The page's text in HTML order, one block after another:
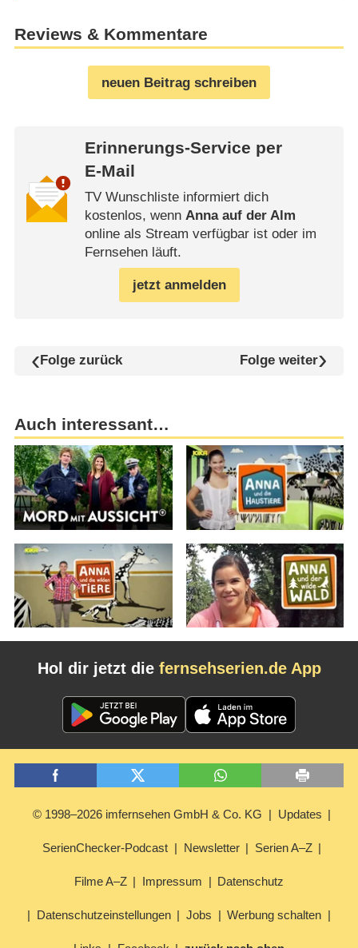
Reviews & Kommentare
neuen Beitrag schreiben
Erinnerungs-Service per
E-Mail
TV Wunschliste informiert dich
kostenlos, wenn Anna auf der Alm
online als Stream verfügbar ist oder im
Fernsehen läuft.
jetzt anmelden
Folge zurück Folge weiter
Auch interessant…
Hol dir jetzt die fernsehserien.de App
© 1998–2026 imfernsehen GmbH & Co. KG Updates
SerienChecker-Podcast Newsletter Serien A–Z
Filme A–Z Impressum Datenschutz
Datenschutzeinstellungen Jobs Werbung schalten